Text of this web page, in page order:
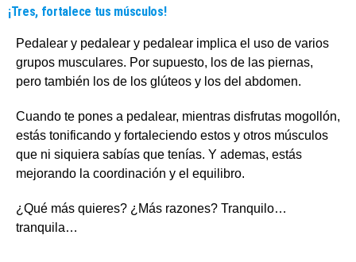
¡Tres, fortalece tus músculos!
Pedalear y pedalear y pedalear implica el uso de varios
grupos musculares. Por supuesto, los de las piernas,
pero también los de los glúteos y los del abdomen.
Cuando te pones a pedalear, mientras disfrutas mogollón,
estás tonificando y fortaleciendo estos y otros músculos
que ni siquiera sabías que tenías. Y ademas, estás
mejorando la coordinación y el equilibro.
¿Qué más quieres? ¿Más razones? Tranquilo…
tranquila…